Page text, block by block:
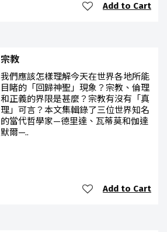
Add to Cart
宗教
我們應該怎樣理解今天在世界各地所能
目睹的「回歸神聖」現象？宗教、倫理
和正義的界限是甚麼？宗教有沒有「真
理」可言？本文集輯錄了三位世界知名
的當代哲學家—德里達、瓦蒂莫和伽達
默爾—..
Add to Cart